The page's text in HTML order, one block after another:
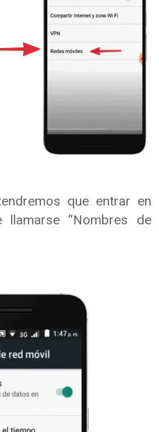
que entrar en
llamarse “Nombres de